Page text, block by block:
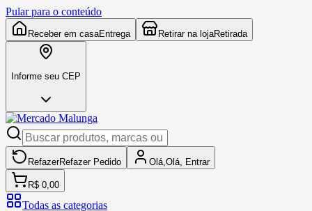
Pular para o conteúdo
Receber em casaEntrega Retirar na lojaRetirada
Informe seu CEP
RefazerRefazer Pedido Olá, Olá, Entrar
R$ 0,00
Todas as categorias